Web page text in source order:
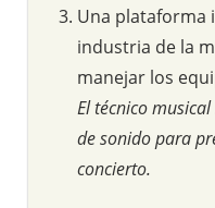
Una plataforma
industria de la
manejar los
El técnico
de sonido para
concierto.